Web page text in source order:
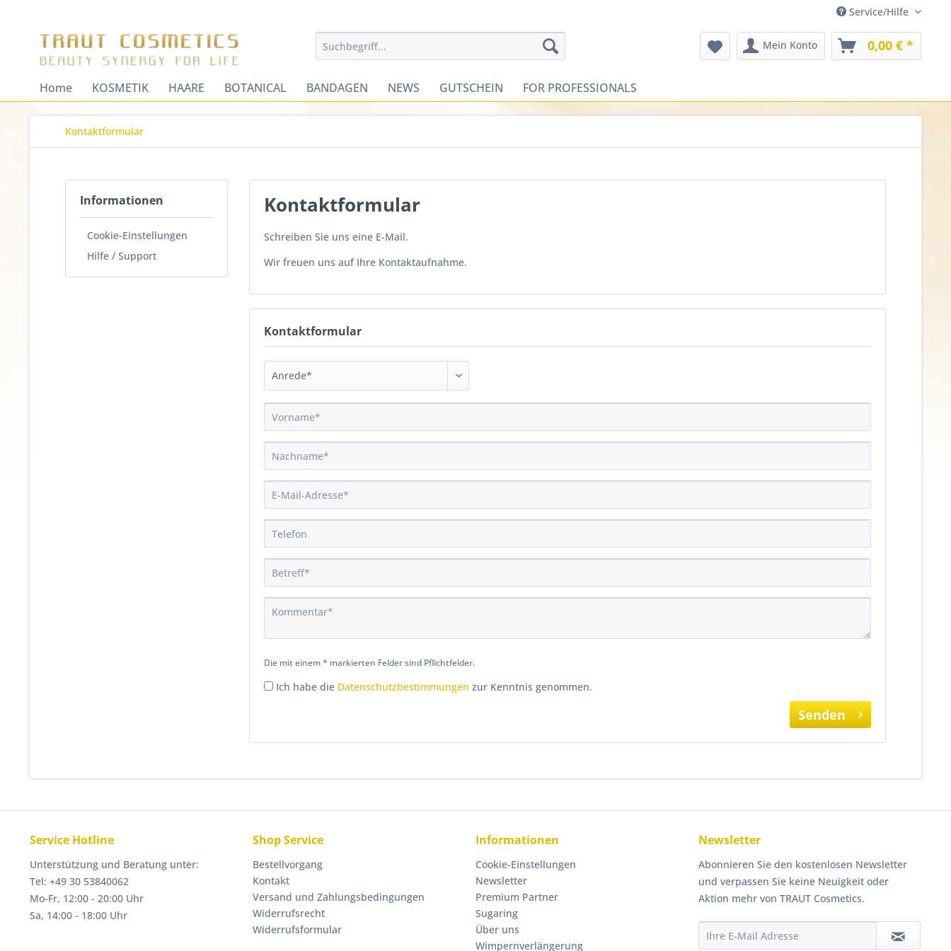
Service/Hilfe
Mein Konto 0,00 € *
Home KOSMETIK HAARE BOTANICAL BANDAGEN NEWS GUTSCHEIN FOR PROFESSIONALS
Kontaktformular
Informationen
Cookie-Einstellungen
Hilfe / Support
Kontaktformular
Schreiben Sie uns eine E-Mail.
Wir freuen uns auf Ihre Kontaktaufnahme.
Kontaktformular
Die mit einem * markierten Felder sind Pflichtfelder.
Ich habe die Datenschutzbestimmungen zur Kenntnis genommen.
Senden
Service Hotline
Unterstützung und Beratung unter:
Tel: +49 30 53840062
Mo-Fr, 12:00 - 20:00 Uhr
Sa, 14:00 - 18:00 Uhr
Shop Service
Bestellvorgang
Kontakt
Versand und Zahlungsbedingungen
Widerrufsrecht
Widerrufsformular
Informationen
Cookie-Einstellungen
Newsletter
Premium Partner
Sugaring
Über uns
Wimpernverlängerung
Newsletter
Abonnieren Sie den kostenlosen Newsletter
und verpassen Sie keine Neuigkeit oder
Aktion mehr von TRAUT Cosmetics.